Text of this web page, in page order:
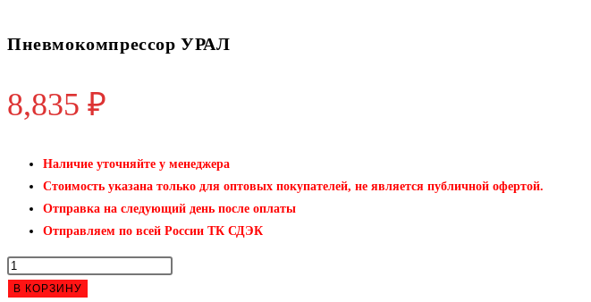
Пневмокомпрессор УРАЛ
8,835 ₽
Наличие уточняйте у менеджера
Стоимость указана только для оптовых покупателей, не является публичной офертой.
Отправка на следующий день после оплаты
Отправляем по всей России ТК СДЭК
Количество
товара
В КОРЗИНУ